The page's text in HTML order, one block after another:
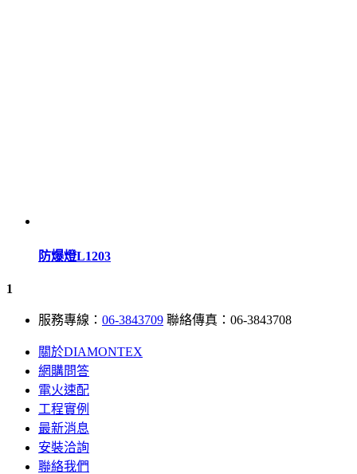
防爆燈L1203
1
服務專線： 06-3843709 聯絡傳真：06-3843708
關於DIAMONTEX
網購問答
電火速配
工程實例
最新消息
安裝洽詢
聯絡我們